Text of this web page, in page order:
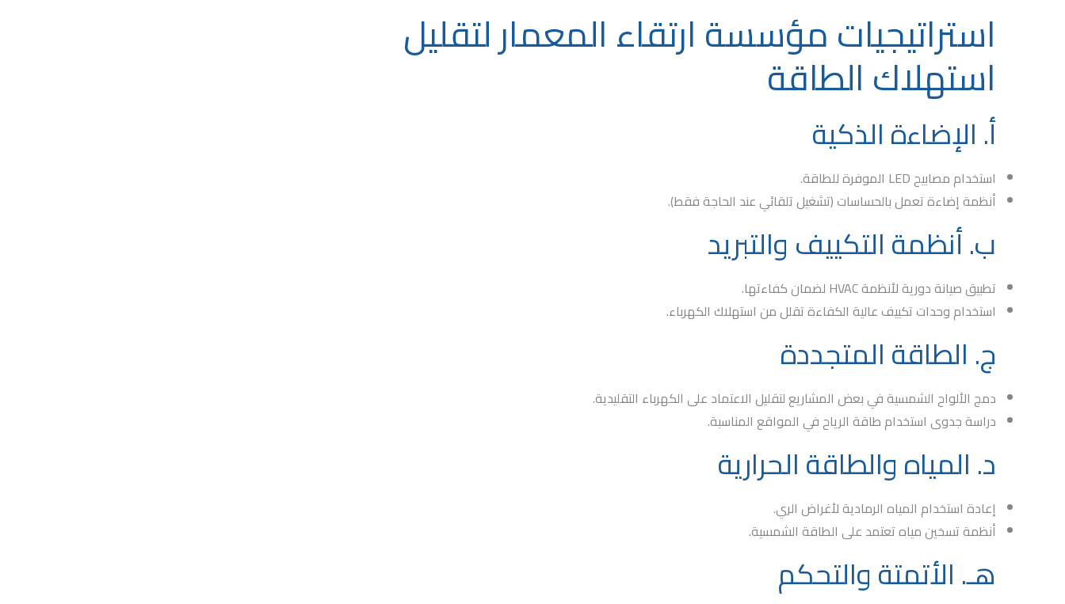
استراتيجيات مؤسسة ارتقاء المعمار لتقليل
استهلاك الطاقة
أ. الإضاءة الذكية
استخداممصابيح LED
الموفرة للطاقة.
أنظمة إضاءة تعمل بالحساسات (تشغيل تلقائي عند الحاجة فقط).
ب. أنظمة التكييف والتبريد
تطبيق صيانة دورية لأنظمةHVAC لضمان كفاءتها.
استخدام وحدات تكييف عالية الكفاءة تقلل من استهلاك الكهرباء.
ج. الطاقة المتجددة
دمج الألواح الشمسية في بعض المشاريع لتقليل الاعتماد على الكهرباء التقليدية.
دراسة جدوى استخدام طاقة الرياح في المواقع المناسبة.
د. المياه والطاقة الحرارية
إعادة استخدام المياه الرمادية لأغراض الري.
أنظمة تسخين مياه تعتمد على الطاقة الشمسية.
هـ. الأتمتة والتحكم